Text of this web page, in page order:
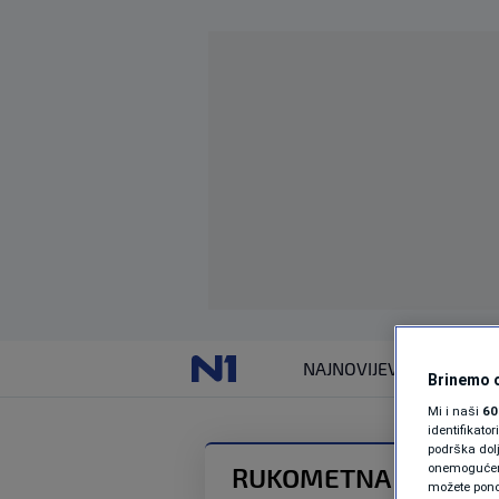
NAJNOVIJEVIJESTI
RUKOMETNA
Brinemo
Mi i naši
podrška
možete